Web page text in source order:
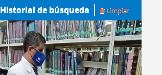
Historial de búsqueda Limpiar